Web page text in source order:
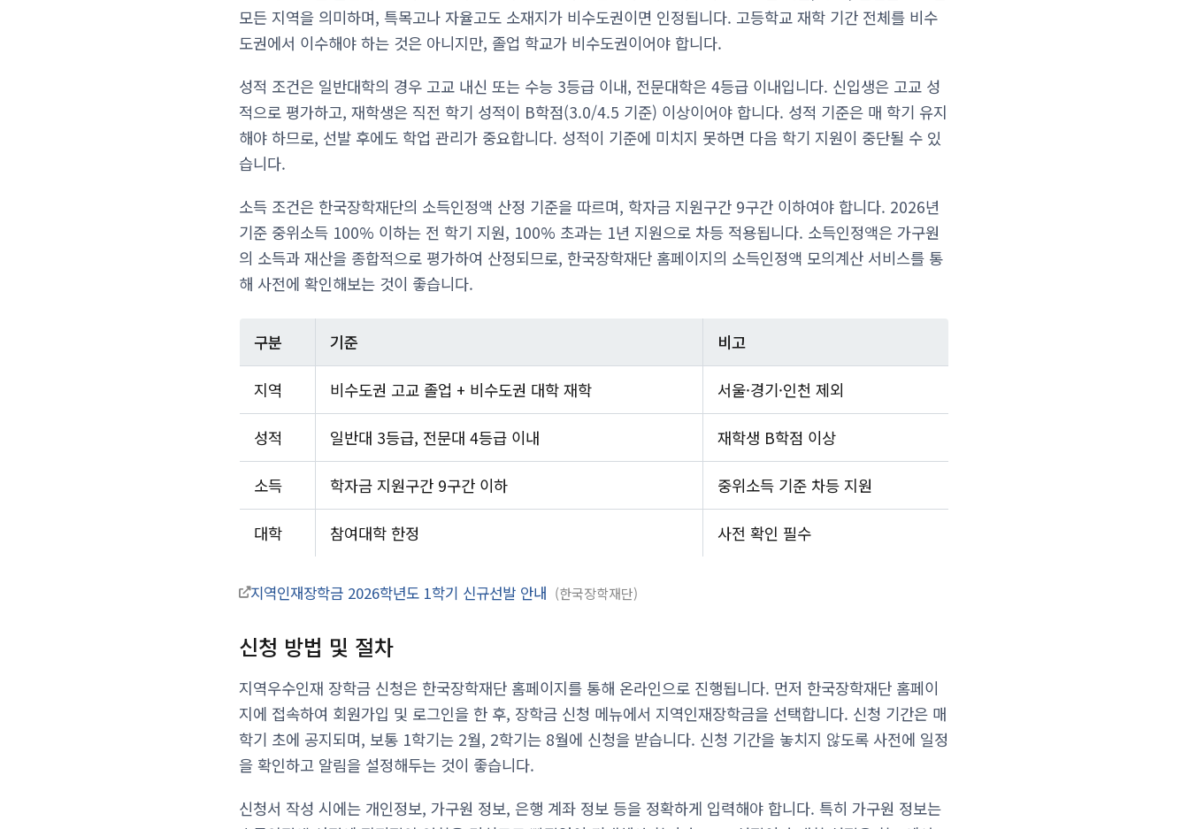
모든 지역을 의미하며, 특목고나 자율고도 소재지가 비수도권이면 인정됩니다. 고등학교 재학 기간 전체를 비수
도권에서 이수해야 하는 것은 아니지만, 졸업 학교가 비수도권이어야 합니다.
성적 조건은 일반대학의 경우 고교 내신 또는 수능 3등급 이내, 전문대학은 4등급 이내입니다. 신입생은 고교 성
적으로 평가하고, 재학생은 직전 학기 성적이 B학점(3.0/4.5 기준) 이상이어야 합니다. 성적 기준은 매 학기 유지
해야 하므로, 선발 후에도 학업 관리가 중요합니다. 성적이 기준에 미치지 못하면 다음 학기 지원이 중단될 수 있
습니다.
소득 조건은 한국장학재단의 소득인정액 산정 기준을 따르며, 학자금 지원구간 9구간 이하여야 합니다. 2026년
기준 중위소득 100% 이하는 전 학기 지원, 100% 초과는 1년 지원으로 차등 적용됩니다. 소득인정액은 가구원
의 소득과 재산을 종합적으로 평가하여 산정되므로, 한국장학재단 홈페이지의 소득인정액 모의계산 서비스를 통
해 사전에 확인해보는 것이 좋습니다.
구분 기준 비고
지역 비수도권 고교 졸업 + 비수도권 대학 재학 서울·경기·인천 제외
성적 일반대 3등급, 전문대 4등급 이내 재학생 B학점 이상
소득 학자금 지원구간 9구간 이하 중위소득 기준 차등 지원
대학 참여대학 한정 사전 확인 필수
지역인재장학금 2026학년도 1학기 신규선발 안내 한국장학재단
신청 방법 및 절차
지역우수인재 장학금 신청은 한국장학재단 홈페이지를 통해 온라인으로 진행됩니다. 먼저 한국장학재단 홈페이
지에 접속하여 회원가입 및 로그인을 한 후, 장학금 신청 메뉴에서 지역인재장학금을 선택합니다. 신청 기간은 매
학기 초에 공지되며, 보통 1학기는 2월, 2학기는 8월에 신청을 받습니다. 신청 기간을 놓치지 않도록 사전에 일정
을 확인하고 알림을 설정해두는 것이 좋습니다.
신청서 작성 시에는 개인정보, 가구원 정보, 은행 계좌 정보 등을 정확하게 입력해야 합니다. 특히 가구원 정보는